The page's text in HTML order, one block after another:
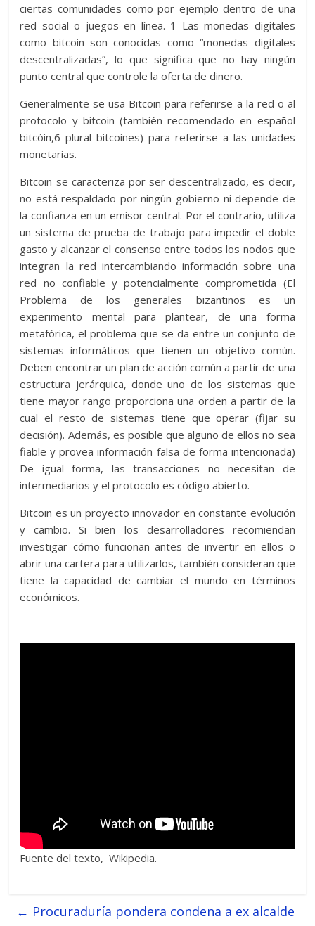
ciertas comunidades como por ejemplo dentro de una
red social o juegos en línea. 1 Las monedas digitales
como bitcoin son conocidas como “monedas digitales
descentralizadas”, lo que significa que no hay ningún
punto central que controle la oferta de dinero.
Generalmente se usa Bitcoin para referirse a la red o al
protocolo y bitcoin (también recomendado en español
bitcóin,6 plural bitcoines) para referirse a las unidades
monetarias.
Bitcoin se caracteriza por ser descentralizado, es decir,
no está respaldado por ningún gobierno ni depende de
la confianza en un emisor central. Por el contrario, utiliza
un sistema de prueba de trabajo para impedir el doble
gasto y alcanzar el consenso entre todos los nodos que
integran la red intercambiando información sobre una
red no confiable y potencialmente comprometida (El
Problema de los generales bizantinos es un
experimento mental para plantear, de una forma
metafórica, el problema que se da entre un conjunto de
sistemas informáticos que tienen un objetivo común.
Deben encontrar un plan de acción común a partir de una
estructura jerárquica, donde uno de los sistemas que
tiene mayor rango proporciona una orden a partir de la
cual el resto de sistemas tiene que operar (fijar su
decisión). Además, es posible que alguno de ellos no sea
fiable y provea información falsa de forma intencionada)
De igual forma, las transacciones no necesitan de
intermediarios y el protocolo es código abierto.
Bitcoin es un proyecto innovador en constante evolución
y cambio. Si bien los desarrolladores recomiendan
investigar cómo funcionan antes de invertir en ellos o
abrir una cartera para utilizarlos, también consideran que
tiene la capacidad de cambiar el mundo en términos
económicos.
Fuente del texto, Wikipedia.
← Procuraduría pondera condena a ex alcalde